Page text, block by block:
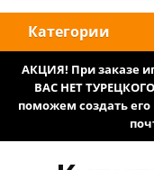
Категории
АКЦИЯ! При заказе
ВАС НЕТ
поможем создать